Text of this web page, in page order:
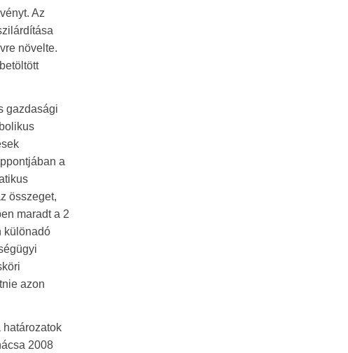
Az
növelte.
gazdasági
a
összeget,
maradt a 2
különadó
azon
határozatok
2008